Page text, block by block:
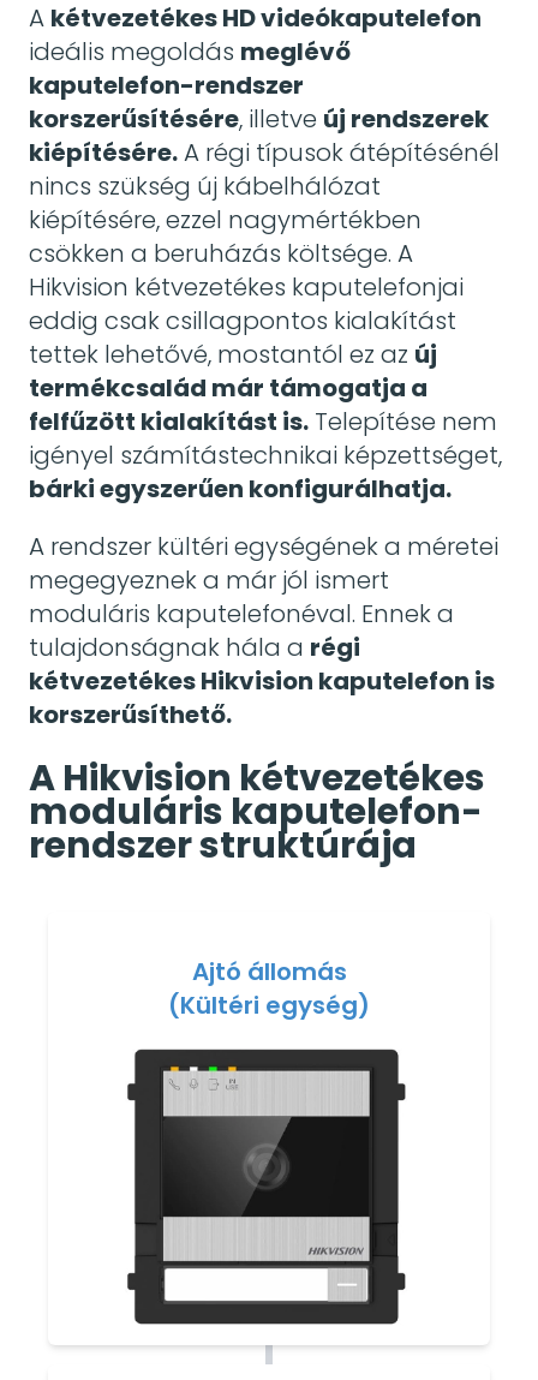
A kétvezetékes HD videókaputelefon
ideális megoldás meglévő
kaputelefon-rendszer
korszerűsítésére, illetve új rendszerek
kiépítésére.A régi típusok átépítésénél
nincs szükség új kábelhálózat
kiépítésére, ezzel nagymértékben
csökken a beruházás költsége. A
Hikvision kétvezetékes kaputelefonjai
eddig csak csillagpontos kialakítást
tettek lehetővé, mostantól ez az új
termékcsalád már támogatja a
felfűzött kialakítást is. Telepítése nem
igényel számítástechnikai képzettséget,
bárki egyszerűen konfigurálhatja.
A rendszer kültéri egységének a méretei
megegyeznek a már jól ismert
moduláris kaputelefonéval. Ennek a
tulajdonságnak hála a régi
kétvezetékes Hikvision kaputelefon is
korszerűsíthető.
A Hikvision kétvezetékes
moduláris kaputelefon-
rendszer struktúrája
Ajtó állomás
(Kültéri egység)